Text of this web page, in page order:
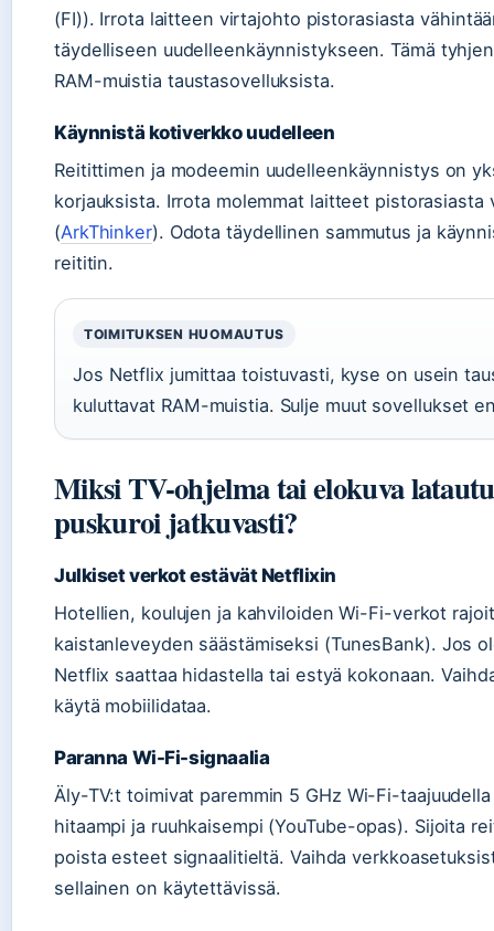
(FI)). Irrota laitteen virtajohto pistorasiasta
täydelliseen uudelleenkäynnistykseen. Tämä
RAM-muistia taustasovelluksista.
Käynnistä kotiverkko uudelleen
Reitittimen ja modeemin uudelleenkäynnistys on
korjauksista. Irrota molemmat laitteet pistorasiasta
(ArkThinker). Odota täydellinen sammutus ja
reititin.
TOIMITUKSEN HUOMAUTUS
Jos Netflix jumittaa toistuvasti, kyse on usein
kuluttavat RAM-muistia. Sulje muut sovellukset
Miksi TV-ohjelma tai elokuva
puskuroi jatkuvasti?
Julkiset verkot estävät Netflixin
Hotellien, koulujen ja kahviloiden Wi-Fi-verkot
kaistanleveyden säästämiseksi (TunesBank). Jos
Netflix saattaa hidastella tai estyä kokonaan.
käytä mobiilidataa.
Paranna Wi-Fi-signaalia
Äly-TV:t toimivat paremmin 5 GHz Wi-Fi-
hitaampi ja ruuhkaisempi (YouTube-opas). Sijoita
poista esteet signaalitieltä. Vaihda
sellainen on käytettävissä.